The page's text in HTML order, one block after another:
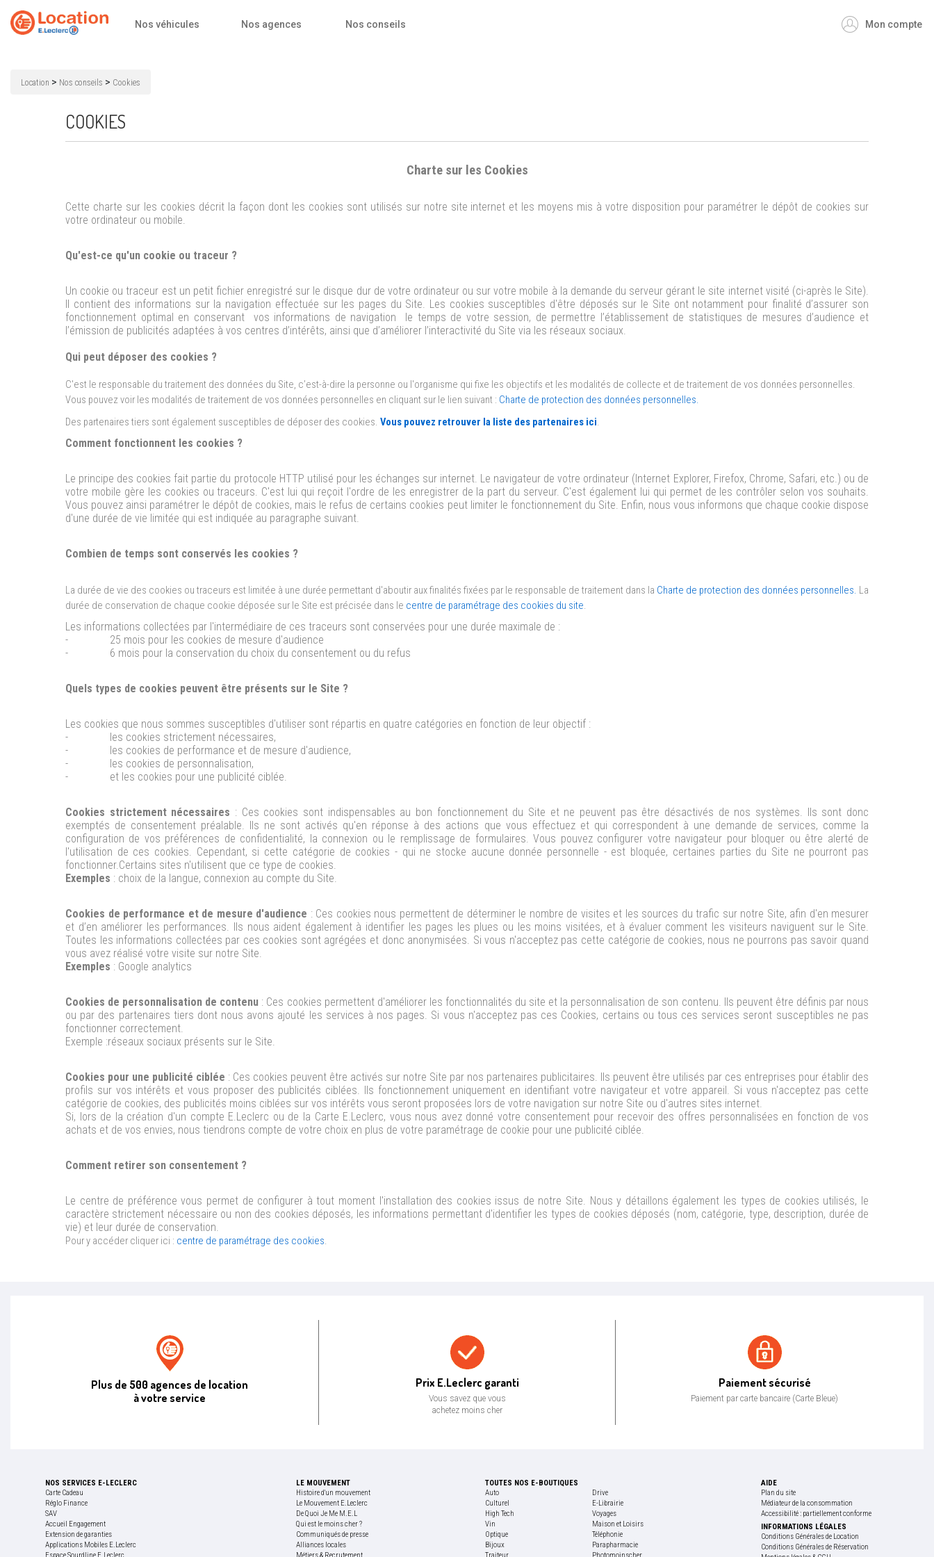
Accueil
Nos véhicules Nos agences Nos conseils Mon compte
Location > Nos conseils > Cookies
COOKIES
Charte sur les Cookies
Cette charte sur les cookies décrit la façon dont les cookies sont utilisés sur notre site internet et les moyens mis à votre disposition pour paramétrer le dépôt de cookies sur
votre ordinateur ou mobile.
Qu'est-ce qu'un cookie ou traceur ?
Un cookie ou traceur est un petit fichier enregistré sur le disque dur de votre ordinateur ou sur votre mobile à la demande du serveur gérant le site internet visité (ci-après le Site).
Il contient des informations sur la navigation effectuée sur les pages du Site. Les cookies susceptibles d'être déposés sur le Site ont notamment pour finalité d’assurer son
fonctionnement optimal en conservant vos informations de navigation le temps de votre session, de permettre l’établissement de statistiques de mesures d’audience et
l’émission de publicités adaptées à vos centres d’intérêts, ainsi que d’améliorer l’interactivité du Site via les réseaux sociaux.
Qui peut déposer des cookies ?
C'est le responsable du traitement des données du Site, c’est-à-dire la personne ou l'organisme qui fixe les objectifs et les modalités de collecte et de traitement de vos données personnelles.
Vous pouvez voir les modalités de traitement de vos données personnelles en cliquant sur le lien suivant : Charte de protection des données personnelles.
Des partenaires tiers sont également susceptibles de déposer des cookies. Vous pouvez retrouver la liste des partenaires ici.
Comment fonctionnent les cookies ?
Le principe des cookies fait partie du protocole HTTP utilisé pour les échanges sur internet. Le navigateur de votre ordinateur (Internet Explorer, Firefox, Chrome, Safari, etc.) ou de
votre mobile gère les cookies ou traceurs. C'est lui qui reçoit l'ordre de les enregistrer de la part du serveur. C'est également lui qui permet de les contrôler selon vos souhaits.
Vous pouvez ainsi paramétrer le dépôt de cookies, mais le refus de certains cookies peut limiter le fonctionnement du Site. Enfin, nous vous informons que chaque cookie dispose
d'une durée de vie limitée qui est indiquée au paragraphe suivant.
Combien de temps sont conservés les cookies ?
La durée de vie des cookies ou traceurs est limitée à une durée permettant d'aboutir aux finalités fixées par le responsable de traitement dans la Charte de protection des données personnelles. La
durée de conservation de chaque cookie déposée sur le Site est précisée dans le centre de paramétrage des cookies du site.
Les informations collectées par l'intermédiaire de ces traceurs sont conservées pour une durée maximale de :
- 25 mois pour les cookies de mesure d'audience
- 6 mois pour la conservation du choix du consentement ou du refus
Quels types de cookies peuvent être présents sur le Site ?
Les cookies que nous sommes susceptibles d'utiliser sont répartis en quatre catégories en fonction de leur objectif :
- les cookies strictement nécessaires,
- les cookies de performance et de mesure d'audience,
- les cookies de personnalisation,
- et les cookies pour une publicité ciblée.
Cookies strictement nécessaires : Ces cookies sont indispensables au bon fonctionnement du Site et ne peuvent pas être désactivés de nos systèmes. Ils sont donc
exemptés de consentement préalable. Ils ne sont activés qu'en réponse à des actions que vous effectuez et qui correspondent à une demande de services, comme la
configuration de vos préférences de confidentialité, la connexion ou le remplissage de formulaires. Vous pouvez configurer votre navigateur pour bloquer ou être alerté de
l'utilisation de ces cookies. Cependant, si cette catégorie de cookies - qui ne stocke aucune donnée personnelle - est bloquée, certaines parties du Site ne pourront pas
fonctionner.Certains sites n'utilisent que ce type de cookies.
Exemples : choix de la langue, connexion au compte du Site.
Cookies de performance et de mesure d'audience : Ces cookies nous permettent de déterminer le nombre de visites et les sources du trafic sur notre Site, afin d'en mesurer
et d’en améliorer les performances. Ils nous aident également à identifier les pages les plues ou les moins visitées, et à évaluer comment les visiteurs naviguent sur le Site.
Toutes les informations collectées par ces cookies sont agrégées et donc anonymisées. Si vous n'acceptez pas cette catégorie de cookies, nous ne pourrons pas savoir quand
vous avez réalisé votre visite sur notre Site.
Exemples : Google analytics
Cookies de personnalisation de contenu : Ces cookies permettent d'améliorer les fonctionnalités du site et la personnalisation de son contenu. Ils peuvent être définis par nous
ou par des partenaires tiers dont nous avons ajouté les services à nos pages. Si vous n'acceptez pas ces Cookies, certains ou tous ces services seront susceptibles ne pas
fonctionner correctement.
Exemple :réseaux sociaux présents sur le Site.
Cookies pour une publicité ciblée : Ces cookies peuvent être activés sur notre Site par nos partenaires publicitaires. Ils peuvent être utilisés par ces entreprises pour établir des
profils sur vos intérêts et vous proposer des publicités ciblées. Ils fonctionnement uniquement en identifiant votre navigateur et votre appareil. Si vous n'acceptez pas cette
catégorie de cookies, des publicités moins ciblées sur vos intérêts vous seront proposées lors de votre navigation sur notre Site ou d'autres sites internet.
Si, lors de la création d'un compte E.Leclerc ou de la Carte E.Leclerc, vous nous avez donné votre consentement pour recevoir des offres personnalisées en fonction de vos
achats et de vos envies, nous tiendrons compte de votre choix en plus de votre paramétrage de cookie pour une publicité ciblée.
Comment retirer son consentement ?
Le centre de préférence vous permet de configurer à tout moment l'installation des cookies issus de notre Site. Nous y détaillons également les types de cookies utilisés, le
caractère strictement nécessaire ou non des cookies déposés, les informations permettant d'identifier les types de cookies déposés (nom, catégorie, type, description, durée de
vie) et leur durée de conservation.
Pour y accéder cliquer ici : centre de paramétrage des cookies.
Plus de 500 agences de location
à votre service
Prix E.Leclerc garanti
Vous savez que vous
achetez moins cher
Paiement sécurisé
Paiement par carte bancaire (Carte Bleue)
NOS SERVICES E-LECLERC
Carte Cadeau
Réglo Finance
SAV
Accueil Engagement
Extension de garanties
Applications Mobiles E.Leclerc
LE MOUVEMENT
Histoire d'un mouvement
Le Mouvement E.Leclerc
De Quoi Je Me M.E.L
Qui est le moins cher ?
Communiqués de presse
Alliances locales
TOUTES NOS E-BOUTIQUES
Auto
Drive
Culturel
E-Librairie
High Tech
Voyages
Vin
Maison et Loisirs
Optique
Téléphonie
Bijoux
Parapharmacie
AIDE
Plan du site
Médiateur de la consommation
Accessibilité : partiellement conforme
INFORMATIONS LÉGALES
Conditions Générales de Location
Conditions Générales de Réservation